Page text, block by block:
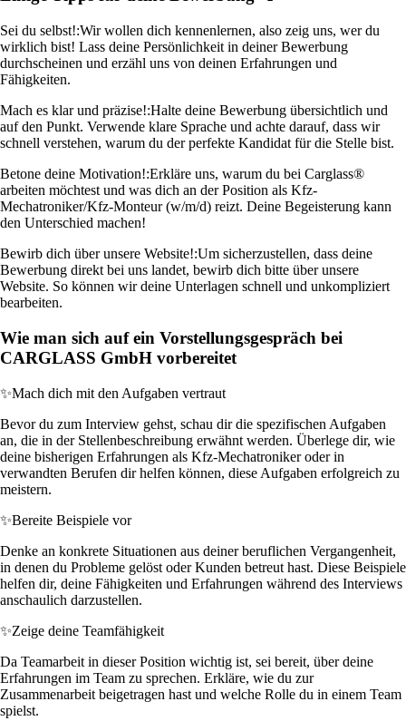
Sei du selbst!:Wir wollen dich kennenlernen, also zeig uns, wer du
wirklich bist! Lass deine Persönlichkeit in deiner Bewerbung
durchscheinen und erzähl uns von deinen Erfahrungen und
Fähigkeiten.
Mach es klar und präzise!:Halte deine Bewerbung übersichtlich und
auf den Punkt. Verwende klare Sprache und achte darauf, dass wir
schnell verstehen, warum du der perfekte Kandidat für die Stelle bist.
Betone deine Motivation!:Erkläre uns, warum du bei Carglass®
arbeiten möchtest und was dich an der Position als Kfz-
Mechatroniker/Kfz-Monteur (w/m/d) reizt. Deine Begeisterung kann
den Unterschied machen!
Bewirb dich über unsere Website!:Um sicherzustellen, dass deine
Bewerbung direkt bei uns landet, bewirb dich bitte über unsere
Website. So können wir deine Unterlagen schnell und unkompliziert
bearbeiten.
Wie man sich auf ein Vorstellungsgespräch bei
CARGLASS GmbH vorbereitet
✨Mach dich mit den Aufgaben vertraut
Bevor du zum Interview gehst, schau dir die spezifischen Aufgaben
an, die in der Stellenbeschreibung erwähnt werden. Überlege dir, wie
deine bisherigen Erfahrungen als Kfz-Mechatroniker oder in
verwandten Berufen dir helfen können, diese Aufgaben erfolgreich zu
meistern.
✨Bereite Beispiele vor
Denke an konkrete Situationen aus deiner beruflichen Vergangenheit,
in denen du Probleme gelöst oder Kunden betreut hast. Diese Beispiele
helfen dir, deine Fähigkeiten und Erfahrungen während des Interviews
anschaulich darzustellen.
✨Zeige deine Teamfähigkeit
Da Teamarbeit in dieser Position wichtig ist, sei bereit, über deine
Erfahrungen im Team zu sprechen. Erkläre, wie du zur
Zusammenarbeit beigetragen hast und welche Rolle du in einem Team
spielst.